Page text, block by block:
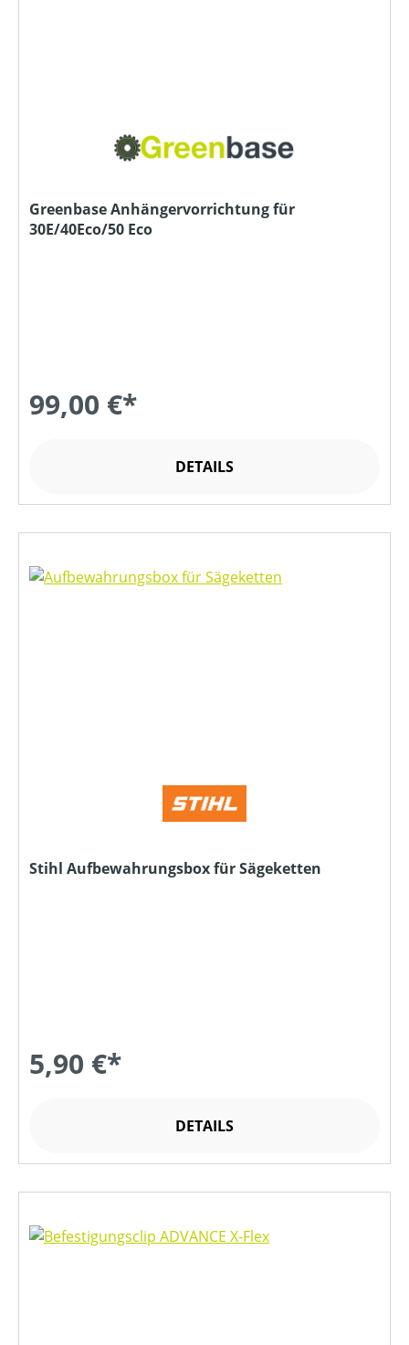
Greenbase Anhängervorrichtung für
30E/40Eco/50 Eco
99,00 €*
DETAILS
Stihl Aufbewahrungsbox für Sägeketten
5,90 €*
DETAILS